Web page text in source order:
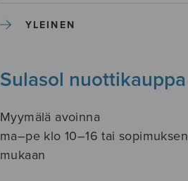
YLEINEN
Sulasol nuottikauppa
Myymälä avoinna
ma–pe klo 10–16 tai sopimuksen
mukaan